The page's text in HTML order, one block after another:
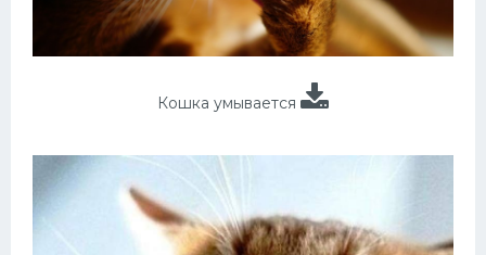
Кошка умывается